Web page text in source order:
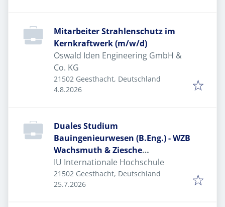
Mitarbeiter Strahlenschutz im
Kernkraftwerk (m/w/d)
Oswald Iden Engineering GmbH &
Co. KG
21502 Geesthacht, Deutschland
Veröffentlicht
4.8.2026
Duales Studium
Bauingenieurwesen (B.Eng.) - WZB
Wachsmuth & Ziesche
Bauunternehmung GmbH
IU Internationale Hochschule
21502 Geesthacht, Deutschland
Veröffentlicht
25.7.2026